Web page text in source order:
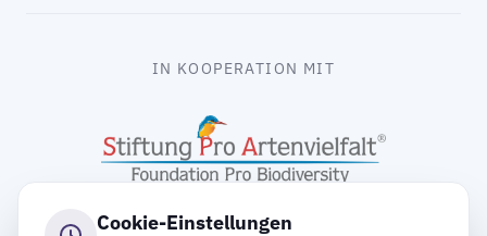
IN KOOPERATION MIT
Cookie-Einstellungen